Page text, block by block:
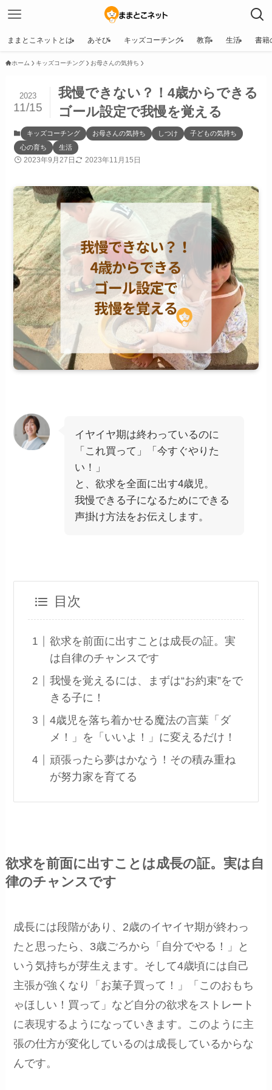
ままとこネットとは あそび キッズコーチング 教育 生活 書籍
ホーム キッズコーチング お母さんの気持ち
我慢できない？！4歳からできる
ゴール設定で我慢を覚える
2023
11/15
キッズコーチング お母さんの気持ち しつけ
子どもの気持ち
心の育ち
生活
2023年9月27日 2023年11月15日
イヤイヤ期は終わっているのに
「これ買って」「今すぐやりた
い！」
と、欲求を全面に出す4歳児。
我慢できる子になるためにできる
声掛け方法をお伝えします。
目次
欲求を前面に出すことは成長の証。実
は自律のチャンスです
我慢を覚えるには、まずは“お約束”をで
きる子に！
4歳児を落ち着かせる魔法の言葉「ダ
メ！」を「いいよ！」に変えるだけ！
頑張ったら夢はかなう！その積み重ね
が努力家を育てる
欲求を前面に出すことは成長の証。実は自
律のチャンスです
成長には段階があり、2歳のイヤイヤ期が終わっ
たと思ったら、3歳ごろから「自分でやる！」と
いう気持ちが芽生えます。そして4歳頃には自己
主張が強くなり「お菓子買って！」「このおもち
ゃほしい！買って」など自分の欲求をストレート
に表現するようになっていきます。このように主
張の仕方が変化しているのは成長しているからな
んです。